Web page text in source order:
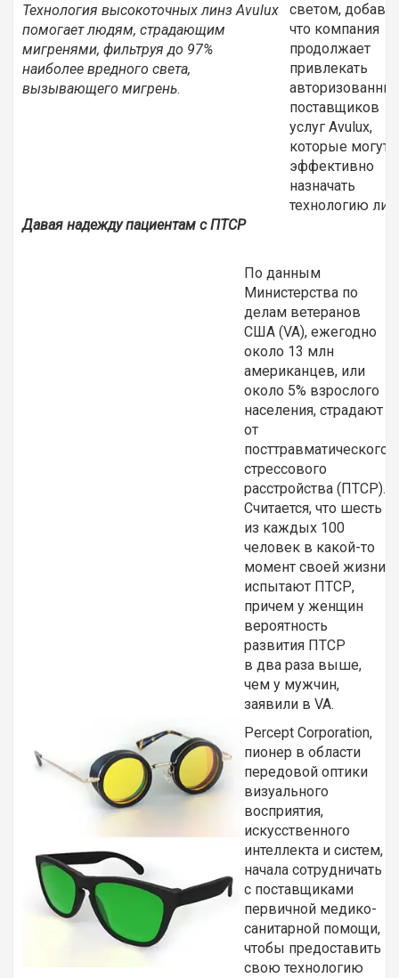
светом,
что компания
продолжает
привлекать
поставщиков
услуг Avulux,
которые могут
эффективно
назначать
технологию
Технология высокоточных линз Avulux
помогает людям, страдающим
мигренями, фильтруя до 97%
наиболее вредного света,
вызывающего мигрень.
Давая надежду пациентам с ПТСР
По данным
Министерства по
делам ветеранов
США (VA), ежегодно
около 13 млн
американцев, или
около 5% взрослого
населения, страдают
от
посттравматического
стрессового
расстройства (ПТСР).
Считается, что шесть
из каждых 100
человек в какой-то
момент своей жизни
испытают ПТСР,
причем у женщин
вероятность
развития ПТСР
в два раза выше,
чем у мужчин,
заявили в VA.
Percept Corporation,
пионер в области
передовой оптики
визуального
восприятия,
искусственного
интеллекта и систем,
начала сотрудничать
с поставщиками
первичной медико-
санитарной помощи,
чтобы предоставить
свою технологию